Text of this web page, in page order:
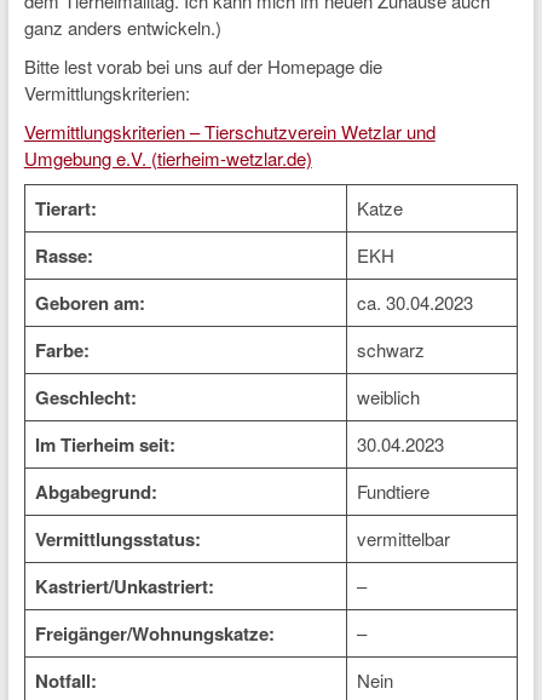
ganz anders entwickeln.)
Bitte lest vorab bei uns auf der Homepage die
Vermittlungskriterien:
Vermittlungskriterien – Tierschutzverein Wetzlar und
Umgebung e.V. (tierheim-wetzlar.de)
Tierart: Katze
Rasse: EKH
Geboren am: ca. 30.04.2023
Farbe: schwarz
Geschlecht: weiblich
Im Tierheim seit: 30.04.2023
Abgabegrund: Fundtiere
Vermittlungsstatus: vermittelbar
Kastriert/Unkastriert: –
Freigänger/Wohnungskatze: –
Notfall: Nein